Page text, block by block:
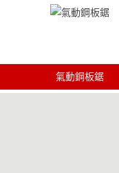
氣動鋼板鋸